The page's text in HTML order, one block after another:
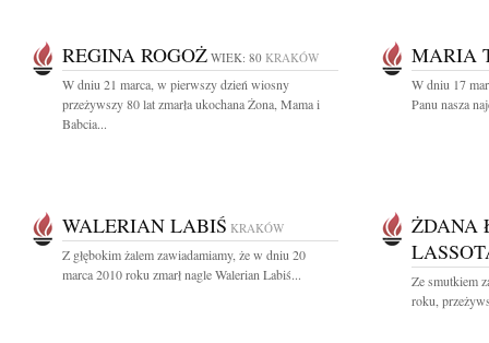
REGINA ROGOŻ WIEK: 80 KRAKÓW
W dniu 21 marca, w pierwszy dzień wiosny
przeżywszy 80 lat zmarła ukochana Żona, Mama i
Babcia...
MARIA
W dniu 17
Panu nasza
WALERIAN LABIŚ KRAKÓW
Z głębokim żalem zawiadamiamy, że w dniu 20
marca 2010 roku zmarł nagle Walerian Labiś...
ŻDANA
Ze smutkiem
roku,